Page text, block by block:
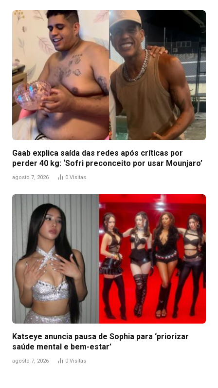
Gaab explica saída das redes após críticas por
perder 40 kg: ‘Sofri preconceito por usar Mounjaro’
agosto 7, 2026 0 Visitas
Katseye anuncia pausa de Sophia para ‘priorizar
saúde mental e bem-estar’
agosto 7, 2026 0 Visitas